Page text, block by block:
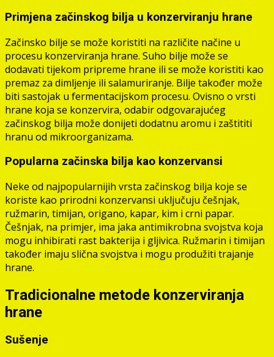
Primjena začinskog bilja u konzerviranju hrane
Začinsko bilje se može koristiti na različite načine u
procesu konzerviranja hrane. Suho bilje može se
dodavati tijekom pripreme hrane ili se može koristiti kao
premaz za dimljenje ili salamuriranje. Bilje također može
biti sastojak u fermentacijskom procesu. Ovisno o vrsti
hrane koja se konzervira, odabir odgovarajućeg
začinskog bilja može donijeti dodatnu aromu i zaštititi
hranu od mikroorganizama.
Popularna začinska bilja kao konzervansi
Neke od najpopularnijih vrsta začinskog bilja koje se
koriste kao prirodni konzervansi uključuju češnjak,
ružmarin, timijan, origano, kapar, kim i crni papar.
Češnjak, na primjer, ima jaka antimikrobna svojstva koja
mogu inhibirati rast bakterija i gljivica. Ružmarin i timijan
također imaju slična svojstva i mogu produžiti trajanje
hrane.
Tradicionalne metode konzerviranja
hrane
Sušenje